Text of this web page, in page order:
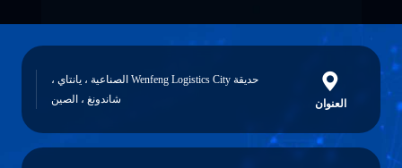
العنوان
حديقة Wenfeng Logistics City الصناعية ، يانتاي ،
شاندونغ ، الصين